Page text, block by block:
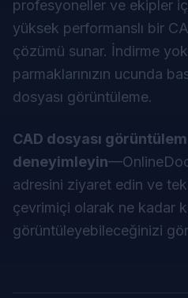
profesyoneller ve ekipler
yüksek performanslı bir
çözümü sunar. İndirme
parmaklarınızın ucunda
dosyası görüntüleme.
CAD dosyası
deneyimleyin—
adresini ziyaret edin ve
çevrimiçi olarak ne kadar
görüntüleyebileceğinizi